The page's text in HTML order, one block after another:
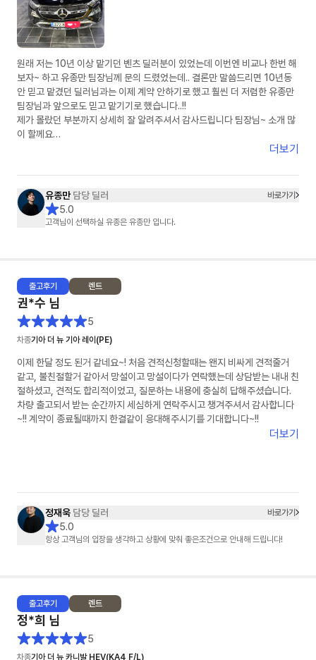
원래 저는 10년 이상 맡기던 벤츠 딜러분이 있었는데 이번엔 비교나 한번 해
보자~ 하고 유종만 팀장님께 문의 드렸었는데.. 결론만 말씀드리면 10년동
안 믿고 맡겼던 딜러님과는 이제 계약 안하기로 했고 훨씬 더 저렴한 유종만
팀장님과 앞으로도 믿고 맡기기로 했습니다..!!
제가 몰랐던 부분까지 상세히 잘 알려주셔서 감사드립니다 팀장님~ 소개 많
이 할께요
더보기
유종만 담당 딜러 바로가기
5.0
고객님이 선택하실 유종은 유종만 입니다.
출고후기 렌트
권*수 님
5
차종기아 더 뉴 기아 레이(PE)
이제 한달 정도 된거 같네요~! 처음 견적신청할때는 왠지 비싸게 견적줄거
같고, 불친절할거 같아서 망설이고 망설이다가 연락했는데 상담받는 내내 친
절하셨고, 견적도 합리적이었고, 질문하는 내용에 충실히 답해주셨습니다.
차량 출고되서 받는 순간까지 세심하게 연락주시고 챙겨주셔서 감사합니다
~!! 계약이 종료될때까지 한결같이 응대해주시기를 기대합니다~!!
더보기
정재욱 담당 딜러 바로가기
5.0
항상 고객님의 입장을 생각하고 상황에 맞춰 좋은조건으로 안내해 드립니다!
출고후기 렌트
정*희 님
5
차종기아 더 뉴 카니발 HEV(KA4 F/L)